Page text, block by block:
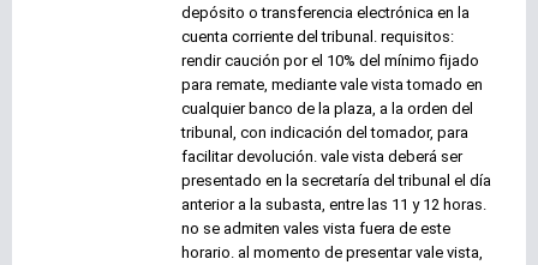
depósito o transferencia electrónica en la
cuenta corriente del tribunal. requisitos:
rendir caución por el 10% del mínimo fijado
para remate, mediante vale vista tomado en
cualquier banco de la plaza, a la orden del
tribunal, con indicación del tomador, para
facilitar devolución. vale vista deberá ser
presentado en la secretaría del tribunal el día
anterior a la subasta, entre las 11 y 12 horas.
no se admiten vales vista fuera de este
horario. al momento de presentar vale vista,